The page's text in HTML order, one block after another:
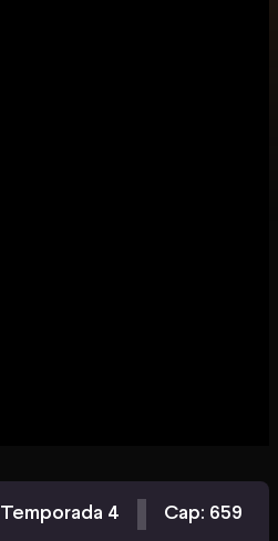
Temporada 4 Cap: 659